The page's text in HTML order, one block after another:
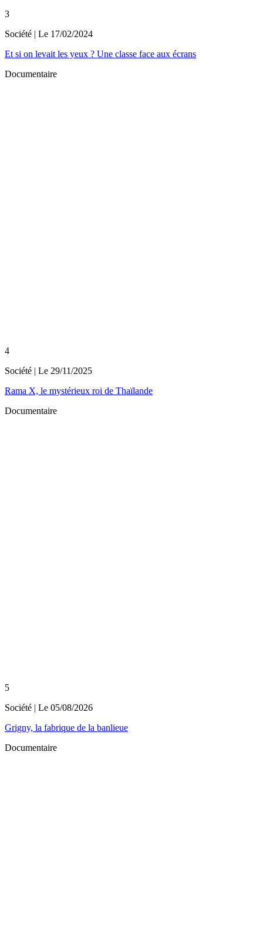
3
Société | Le 17/02/2024
Et si on levait les yeux ? Une classe face aux écrans
Documentaire
4
Société | Le 29/11/2025
Rama X, le mystérieux roi de Thaïlande
Documentaire
5
Société | Le 05/08/2026
Grigny, la fabrique de la banlieue
Documentaire